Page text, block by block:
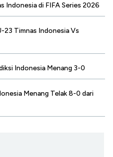
Indonesia di FIFA Series 2026
23 Timnas Indonesia Vs
Indonesia Menang 3-0
Menang Telak 8-0 dari